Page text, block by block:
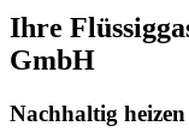
Ihre
GmbH
Nachhaltig